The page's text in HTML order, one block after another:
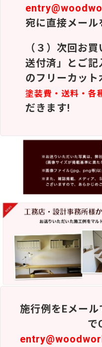
宛に直接メール
（３）次回お
送付済」とご
のフリーカット
塗装費・送料・各
だきます!
施行例をEメー
で